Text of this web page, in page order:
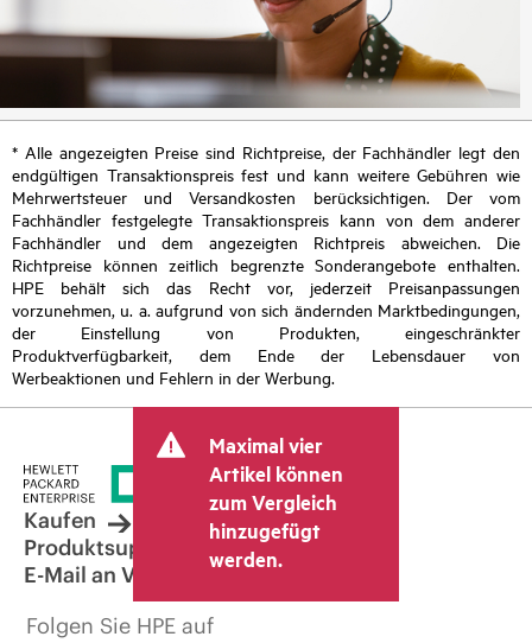
* Alle angezeigten Preise sind Richtpreise, der Fachhändler legt den
endgültigen Transaktionspreis fest und kann weitere Gebühren wie
Mehrwertsteuer und Versandkosten berücksichtigen. Der vom
Fachhändler festgelegte Transaktionspreis kann von dem anderer
Fachhändler und dem angezeigten Richtpreis abweichen. Die
Richtpreise können zeitlich begrenzte Sonderangebote enthalten.
HPE behält sich das Recht vor, jederzeit Preisanpassungen
vorzunehmen, u. a. aufgrund von sich ändernden Marktbedingungen,
der Einstellung von Produkten, eingeschränkter
Produktverfügbarkeit, dem Ende der Lebensdauer von
Werbeaktionen und Fehlern in der Werbung.
Maximal vier
Artikel können
zum Vergleich
hinzugefügt
werden.
Kaufen
Produktsupport
E-Mail an Vertrieb
Folgen Sie HPE auf